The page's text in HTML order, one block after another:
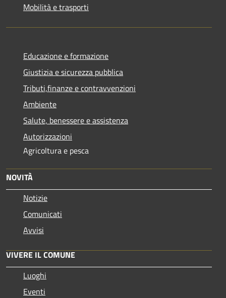
Mobilità e trasporti
Educazione e formazione
Giustizia e sicurezza pubblica
Tributi,finanze e contravvenzioni
Ambiente
Salute, benessere e assistenza
Autorizzazioni
Agricoltura e pesca
NOVITÀ
Notizie
Comunicati
Avvisi
VIVERE IL COMUNE
Luoghi
Eventi